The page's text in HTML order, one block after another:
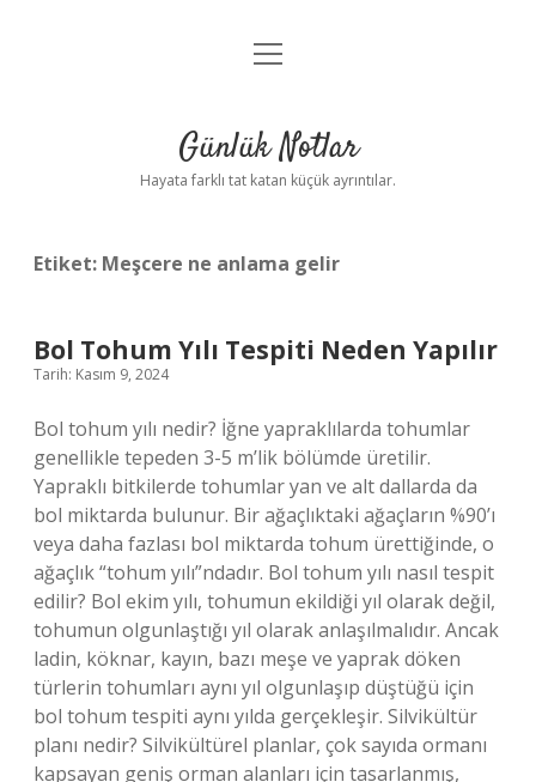
Anasayfa
Yasal Uyarı
menüyü
Günlük Notlar
Hayata farklı tat katan küçük ayrıntılar.
Etiket: Meşcere ne anlama gelir
Bol Tohum Yılı Tespiti Neden Yapılır
Tarih: Kasım 9, 2024
Bol tohum yılı nedir? İğne yapraklılarda tohumlar
genellikle tepeden 3-5 m’lik bölümde üretilir.
Yapraklı bitkilerde tohumlar yan ve alt dallarda da
bol miktarda bulunur. Bir ağaçlıktaki ağaçların %90’ı
veya daha fazlası bol miktarda tohum ürettiğinde, o
ağaçlık “tohum yılı”ndadır. Bol tohum yılı nasıl tespit
edilir? Bol ekim yılı, tohumun ekildiği yıl olarak değil,
tohumun olgunlaştığı yıl olarak anlaşılmalıdır. Ancak
ladin, köknar, kayın, bazı meşe ve yaprak döken
türlerin tohumları aynı yıl olgunlaşıp düştüğü için
bol tohum tespiti aynı yılda gerçekleşir. Silvikültür
planı nedir? Silvikültürel planlar, çok sayıda ormanı
kapsayan geniş orman alanları için tasarlanmış,